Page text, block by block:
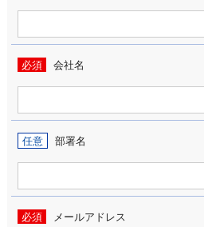
必須 会社名
任意 部署名
必須 メールアドレス